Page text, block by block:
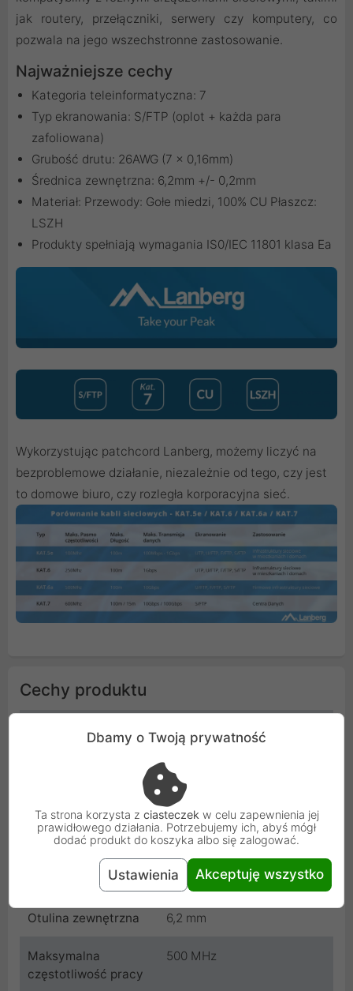
jak routery, przełączniki, serwery czy komputery, co
pozwala na jego wszechstronne zastosowanie.
Najważniejsze cechy
Kategoria teleinformatyczna: 7
Typ ekranowania: S/FTP (oplot + każda para
zafoliowana)
Grubość drutu: 26AWG (7 x 0,16mm)
Średnica zewnętrzna: 6,2mm +/- 0,2mm
Materiał: Przewody: Gołe miedzi, 100% CU Płaszcz:
LSZH
Produkty spełniają wymagania IS0/IEC 11801 klasa Ea
Wykorzystując patchcord Lanberg, możemy liczyć na
bezproblemowe działanie, niezależnie od tego, czy jest
to domowe biuro, czy rozległa korporacyjna sieć.
Cechy produktu
Wtyczka A RJ45 męska
RJ45 męska
S/FTP
Długość 1.5 m
Szary
Otulina zewnętrzna 6,2 mm
Maksymalna
częstotliwość pracy
500 MHz
Dbamy o Twoją prywatność
Ta strona korzysta z ciasteczek w celu zapewnienia jej
prawidłowego działania. Potrzebujemy ich, abyś mógł
dodać produkt do koszyka albo się zalogować.
Ustawienia Akceptuję wszystko